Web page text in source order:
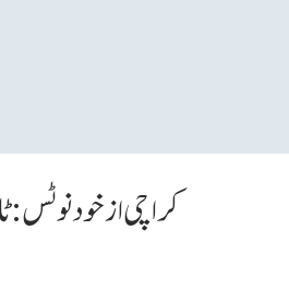
کراچی ازخود نوٹس: